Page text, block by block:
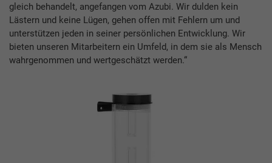
gleich behandelt, angefangen vom Azubi. Wir dulden kein
Lästern und keine Lügen, gehen offen mit Fehlern um und
unterstützen jeden in seiner persönlichen Entwicklung. Wir
bieten unseren Mitarbeitern ein Umfeld, in dem sie als Mensch
wahrgenommen und wertgeschätzt werden.“